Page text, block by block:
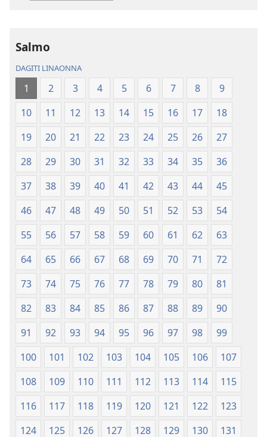
Patarus
ti
Nasantuan
a
Kasuratan
(2018 a
Rebision)
Patarus
Nasantuan
a
Kasuratan
(2018 a
Rebision)
Salmo
DAGITI LINAONNA
1 2 3 4 5 6 7 8
9
10
11 12 13 14 15 16 17
18
19
20 21 22 23 24 25 26
27
28
29 30 31 32 33 34 35
36
37
38 39 40 41 42 43 44
45
46
47 48 49 50 51 52 53
54
55
56 57 58 59 60 61 62
63
64
65 66 67 68 69 70 71
72
73
74 75 76 77 78 79 80
81
82
83 84 85 86 87 88 89
90
91
92 93 94 95 96 97 98
99
100
101 102 103 104 105 106
107
108
109 110 111 112 113 114
115
116
117 118 119 120 121 122
123
124
125 126 127 128 129 130
131